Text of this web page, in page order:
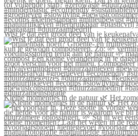
Wist je dat een groot deel van je
Kleine momentjes in de natuur 🌿 Het